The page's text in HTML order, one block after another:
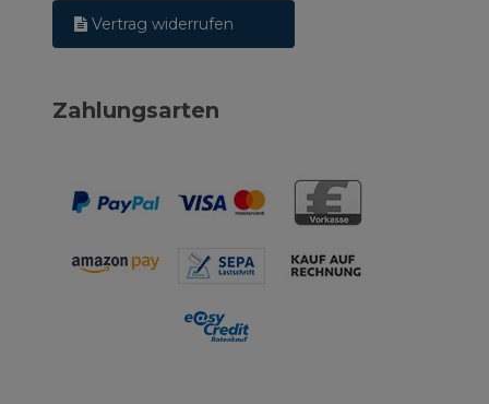
Vertrag widerrufen
Zahlungsarten